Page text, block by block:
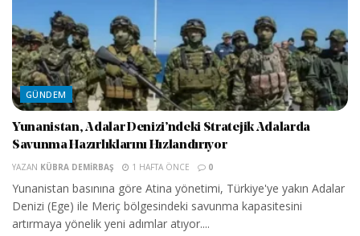
GÜNDEM
Yunanistan, Adalar Denizi’ndeki Stratejik Adalarda
Savunma Hazırlıklarını Hızlandırıyor
YAZAN KÜBRA DEMIRBAŞ 1 HAFTA ÖNCE 0
Yunanistan basınına göre Atina yönetimi, Türkiye'ye yakın Adalar
Denizi (Ege) ile Meriç bölgesindeki savunma kapasitesini
artırmaya yönelik yeni adımlar atıyor....